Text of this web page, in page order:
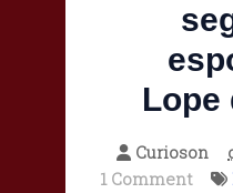
Lope
Curioson
1 Comment